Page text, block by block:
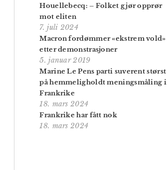
Houellebecq: – Folket gjør opprør
mot eliten
7. juli 2024
Macron fordømmer «ekstrem vold»
etter demonstrasjoner
5. januar 2019
Marine Le Pens parti suverent størst
på hemmelig­holdt menings­måling i
Frankrike
18. mars 2024
Frankrike har fått nok
18. mars 2024